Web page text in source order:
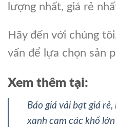
lượng nhất, giá rẻ
Hãy đến với chúng
vấn để lựa chọn sản
Xem thêm tại:
Báo giá vải bạt giá
xanh cam các khổ